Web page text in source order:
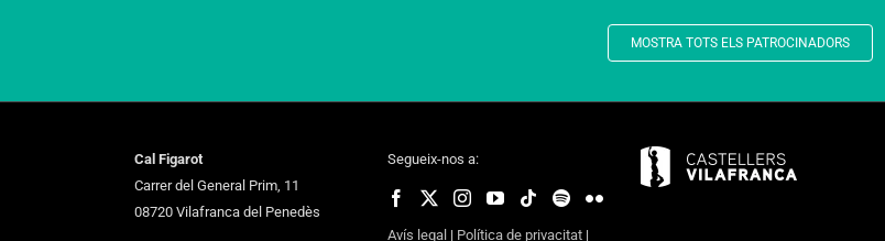
MOSTRA TOTS ELS PATROCINADORS
Cal Figarot
Carrer del General Prim, 11
08720 Vilafranca del Penedès
Segueix-nos a:
Avís legal | Política de privacitat |